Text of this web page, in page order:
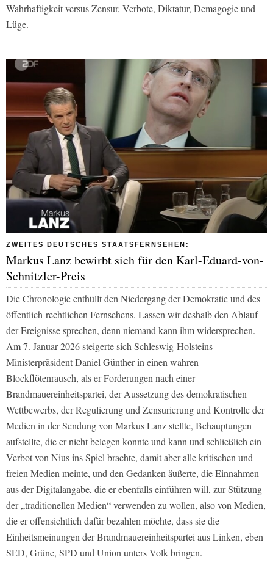
Wahrhaftigkeit versus Zensur, Verbote, Diktatur, Demagogie und
Lüge.
ZWEITES DEUTSCHES STAATSFERNSEHEN:
Markus Lanz bewirbt sich für den Karl-Eduard-von-
Schnitzler-Preis
Die Chronologie enthüllt den Niedergang der Demokratie und des
öffentlich-rechtlichen Fernsehens. Lassen wir deshalb den Ablauf
der Ereignisse sprechen, denn niemand kann ihm widersprechen.
Am 7. Januar 2026 steigerte sich Schleswig-Holsteins
Ministerpräsident Daniel Günther in einen wahren
Blockflötenrausch, als er Forderungen nach einer
Brandmauereinheitspartei, der Aussetzung des demokratischen
Wettbewerbs, der Regulierung und Zensurierung und Kontrolle der
Medien in der Sendung von Markus Lanz stellte, Behauptungen
aufstellte, die er nicht belegen konnte und kann und schließlich ein
Verbot von Nius ins Spiel brachte, damit aber alle kritischen und
freien Medien meinte, und den Gedanken äußerte, die Einnahmen
aus der Digitalangabe, die er ebenfalls einführen will, zur Stützung
der „traditionellen Medien“ verwenden zu wollen, also von Medien,
die er offensichtlich dafür bezahlen möchte, dass sie die
Einheitsmeinungen der Brandmauereinheitspartei aus Linken, eben
SED, Grüne, SPD und Union unters Volk bringen.